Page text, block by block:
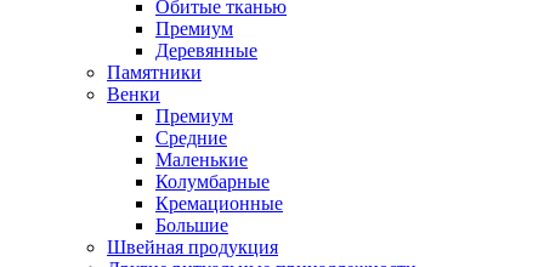
Обитые тканью
Премиум
Деревянные
Памятники
Венки
Премиум
Средние
Маленькие
Колумбарные
Кремационные
Большие
Швейная продукция